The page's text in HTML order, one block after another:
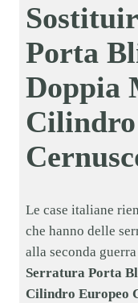
Porta
Doppia
Le case italiane
che hanno delle
alla seconda
Serratura Porta
Cilindro Europeo